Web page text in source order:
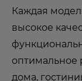
Каждая
высокое
оптимальное
дома,